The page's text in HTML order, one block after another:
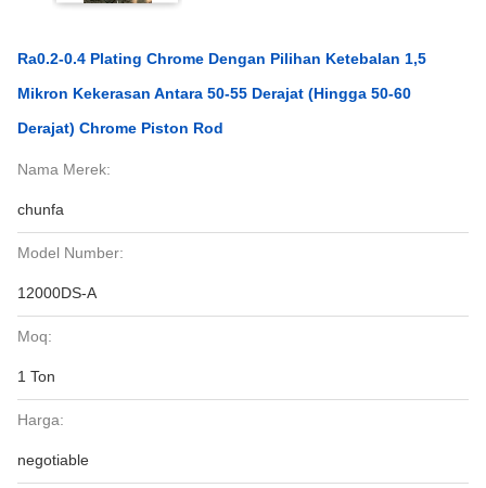
Ra0.2-0.4 Plating Chrome Dengan Pilihan Ketebalan 1,5
Mikron Kekerasan Antara 50-55 Derajat (Hingga 50-60
Derajat) Chrome Piston Rod
Nama Merek:
chunfa
Model Number:
12000DS-A
Moq:
1 Ton
Harga:
negotiable